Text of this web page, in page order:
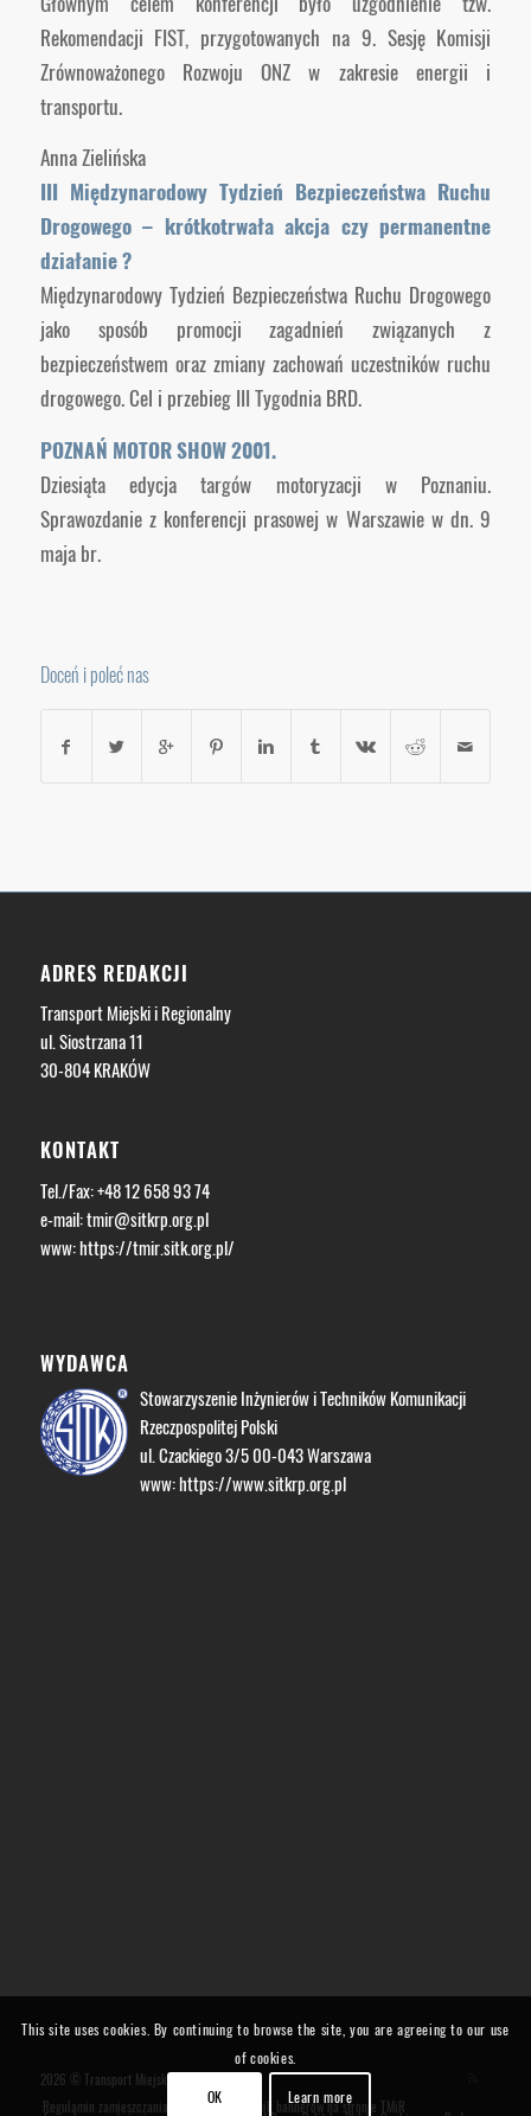
Rekomendacji FIST, przygotowanych na 9. Sesję Komisji
Zrównoważonego Rozwoju ONZ w zakresie energii i
transportu.
Anna Zielińska
III Międzynarodowy Tydzień Bezpieczeństwa Ruchu
Drogowego – krótkotrwała akcja czy permanentne
działanie ?
Międzynarodowy Tydzień Bezpieczeństwa Ruchu Drogowego
jako sposób promocji zagadnień związanych z
bezpieczeństwem oraz zmiany zachowań uczestników ruchu
drogowego. Cel i przebieg III Tygodnia BRD.
POZNAŃ MOTOR SHOW 2001.
Dziesiąta edycja targów motoryzacji w Poznaniu.
Sprawozdanie z konferencji prasowej w Warszawie w dn. 9
maja br.
Doceń i poleć nas
ADRES REDAKCJI
Transport Miejski i Regionalny
ul. Siostrzana 11
30-804 KRAKÓW
KONTAKT
Tel./Fax: +48 12 658 93 74
e-mail:tmir@sitkrp.org.pl
www:https://tmir.sitk.org.pl/
WYDAWCA
Stowarzyszenie Inżynierów i Techników Komunikacji
Rzeczpospolitej Polski
ul. Czackiego 3/5 00-043 Warszawa
www:https://www.sitkrp.org.pl
2026 © Transport Miejski i Regionalny
Regulamin zamieszczania banerów
Cennik bannerów na stronie TMiR
This site uses cookies. By continuing to browse the site, you are agreeing to our use
of cookies.
OK
Learn more